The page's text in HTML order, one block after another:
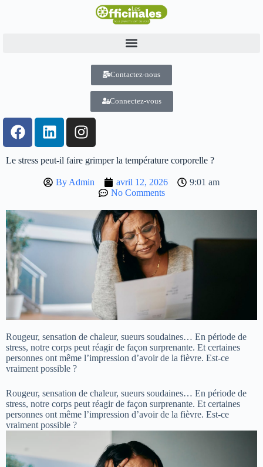
Contactez-nous
Connectez-vous
Le stress peut-il faire grimper la température corporelle ?
By Admin avril 12, 2026
9:01 am
No Comments
Rougeur, sensation de chaleur, sueurs soudaines… En période de
stress, notre corps peut réagir de façon surprenante. Et certaines
personnes ont même l’impression d’avoir de la fièvre. Est-ce
vraiment possible ?
Rougeur, sensation de chaleur, sueurs soudaines… En période de
stress, notre corps peut réagir de façon surprenante. Et certaines
personnes ont même l’impression d’avoir de la fièvre. Est-ce
vraiment possible ?